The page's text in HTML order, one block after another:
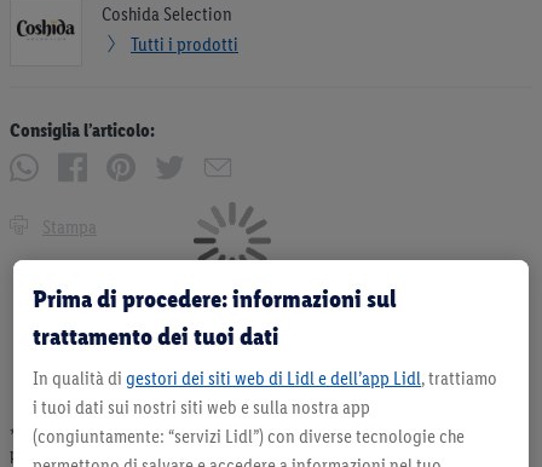
Coshida Selection
Tutti i prodotti
Consiglia l’articolo:
Stampa
* Offerta valida fino ad esaurimento scorte. Tutti i prezzi senza decorazioni. I
prodotti qui reclamizzati, soprattutto quelli non-food, non fanno sempre parte
Prima di procedere: informazioni sul
trattamento dei tuoi dati
In qualità di gestori dei siti web di Lidl e dell’app Lidl, trattiamo
i tuoi dati sui nostri siti web e sulla nostra app
(congiuntamente: “servizi Lidl”) con diverse tecnologie che